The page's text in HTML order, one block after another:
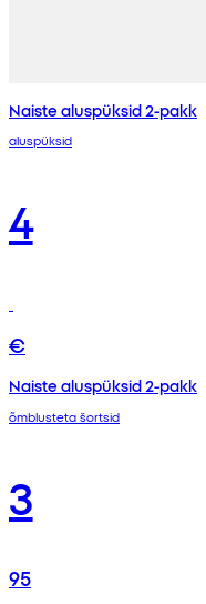
Naiste aluspüksid 2-pakk
aluspüksid
4
€
Naiste aluspüksid 2-pakk
õmblusteta šortsid
3
95